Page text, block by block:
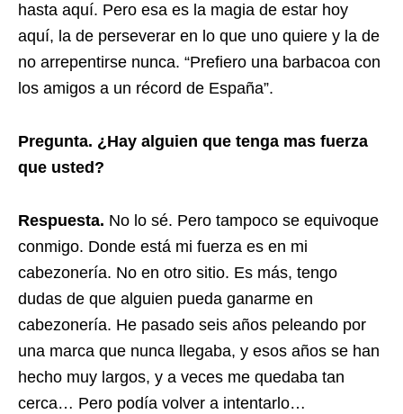
hasta aquí. Pero esa es la magia de estar hoy
aquí, la de perseverar en lo que uno quiere y la de
no arrepentirse nunca. “Prefiero una barbacoa con
los amigos a un récord de España”.
Pregunta. ¿Hay alguien que tenga mas fuerza
que usted?
Respuesta. No lo sé. Pero tampoco se equivoque
conmigo. Donde está mi fuerza es en mi
cabezonería. No en otro sitio. Es más, tengo
dudas de que alguien pueda ganarme en
cabezonería. He pasado seis años peleando por
una marca que nunca llegaba, y esos años se han
hecho muy largos, y a veces me quedaba tan
cerca… Pero podía volver a intentarlo…